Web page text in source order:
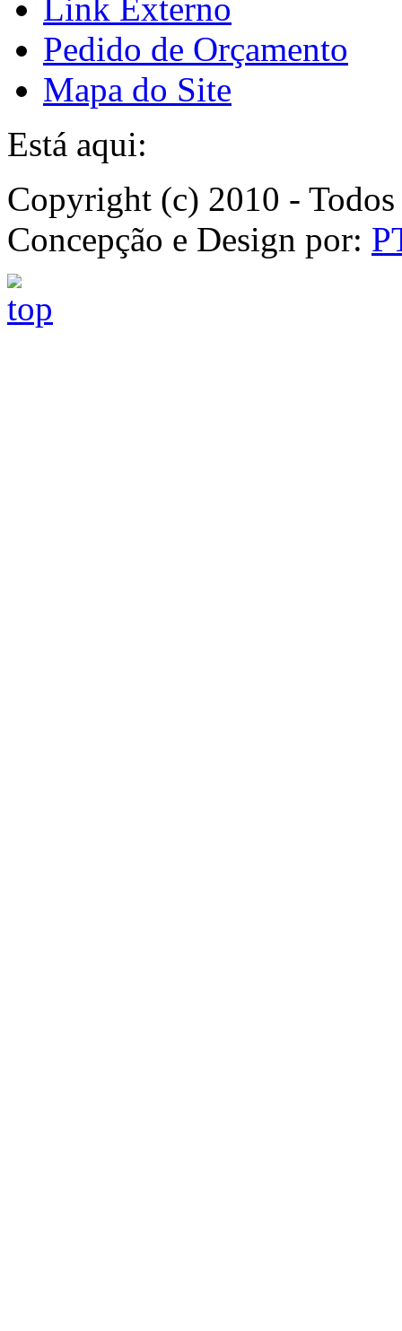
Link Externo
Pedido de Orçamento
Mapa do Site
Está aqui:
Copyright (c) 2010 -
Concepção e Design por: